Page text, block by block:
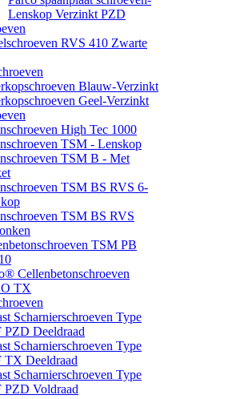
Lenskop Verzinkt PZD
RVS 410 Zwarte
Blauw-Verzinkt
Geel-Verzinkt
High Tec 1000
TSM - Lenskop
TSM B - Met
TSM BS RVS 6-
TSM BS RVS
TSM PB
Cellenbetonschroeven
TX
Scharnierschroeven Type
PZD Deeldraad
Scharnierschroeven Type
TX Deeldraad
Scharnierschroeven Type
PZD Voldraad